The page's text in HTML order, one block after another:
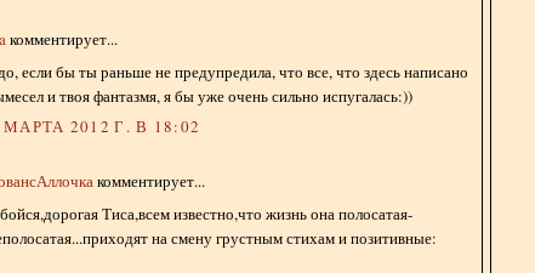
комментирует...
если бы ты раньше не предупредила, что все, что здесь написано
и твоя фантазмя, я бы уже очень сильно испугалась:))
МАРТА 2012 Г. В 18:02
комментирует...
Тиса,всем известно,что жизнь она полосатая-
на смену грустным стихам и позитивные: